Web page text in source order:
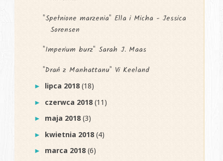
"Spełnione marzenia" Ella i Micha - Jessica
Sorensen
"Imperium burz" Sarah J. Maas
"Drań z Manhattanu" Vi Keeland
► lipca 2018(18)
► czerwca 2018(11)
► maja 2018(3)
► kwietnia 2018(4)
► marca 2018(6)